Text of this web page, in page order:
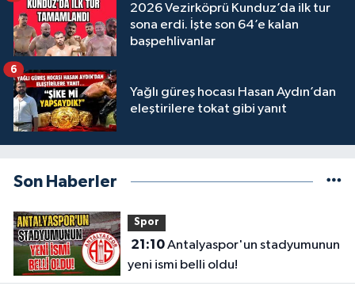
2026 Vezirköprü Kunduz’da ilk tur
sona erdi. İşte son 64’e kalan
başpehlivanlar
Yağlı güreş hocası Hasan Aydın’dan
eleştirilere tokat gibi yanıt
6
Son Haberler
Spor
21:10Antalyaspor'un stadyumunun
yeni ismi belli oldu!